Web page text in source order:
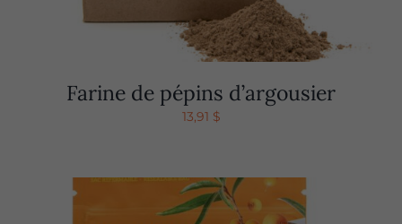
Farine de pépins d’argousier
13,91 $